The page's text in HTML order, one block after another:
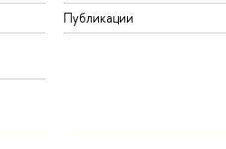
Публикации